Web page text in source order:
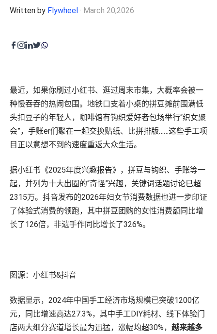
内容优化
高级零售分析
付费搜索
费用收回
供应链与物流
全球销售
创意内容
产品页面内容
零售平台旗舰店
了解更多
盈利能力与产品组合评估
数字商务战略
零售媒体战略
Written by Flywheel · March 20,2026
最近，如果你刷过小红书、逛过周末市集，大概率会被一
种慢吞吞的热闹包围。地铁口支着小桌的拼豆摊前围满低
头扣豆子的年轻人，咖啡馆有钩织爱好者包场举行“织女聚
会”，手账er们聚在一起交换贴纸、比拼排版……这些手工项
目正以意想不到的速度重返大众生活。
据小红书《2025年度兴趣报告》，拼豆与钩织、手账等一
起，并列为十大出圈的“奇怪”兴趣，关键词话题讨论已超
2315万。抖音发布的2026年妇女节消费数据也进一步印证
了体验式消费的领跑，其中拼豆团购的女性消费额同比增
长了126倍，非遗手作同比增长了326%。
图源：小红书&抖音
数据显示，2024年中国手工经济市场规模已突破1200亿
元，同比增速高达27.3%，其中手工DIY耗材、线下体验门
店两大细分赛道增长最为迅猛，涨幅均超30%， 越来越多